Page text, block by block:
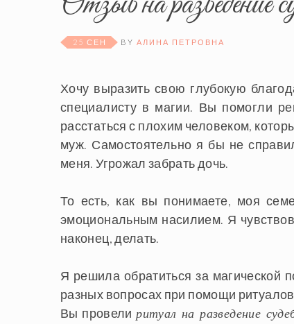
25 СЕН BY АЛИНА ПЕТРОВНА
Хочу выразить свою глубокую
специалисту в магии. Вы помогли
расстаться с плохим человеком,
муж. Самостоятельно я бы не
меня. Угрожал забрать дочь.
То есть, как вы понимаете, моя
эмоциональным насилием. Я
наконец, делать.
Я решила обратиться за магической
разных вопросах при помощи
Вы провели ритуал на разведение